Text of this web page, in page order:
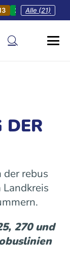
201 202
Alle (21)
DER
rebus
270 und